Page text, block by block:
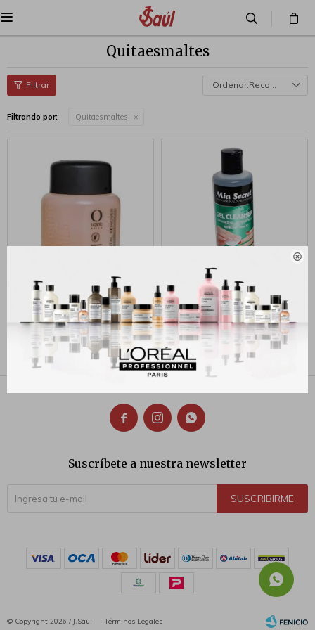


Quitaesmaltes
Recomendados
Filtrando por: Quitaesmaltes
ORGANIC TOTAL REMOVER
120ML
610
Gel limpiador Cleanser
240ml
1.329
  
Suscríbete a nuestra newsletter
SUSCRIBIRME
© Copyright 2026 / J.Saul Términos Legales